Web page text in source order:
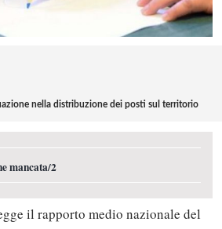
nella distribuzione dei posti sul territorio
mancata/2
il rapporto medio nazionale del